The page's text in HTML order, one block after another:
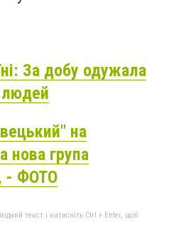
За добу одужала
людей
на
нова група
- ФОТО
текст і натисніть Ctrl + Enter, щоб